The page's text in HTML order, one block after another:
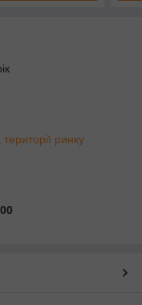
ринку